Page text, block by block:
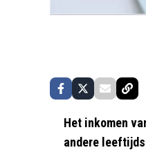
Het inkomen
andere